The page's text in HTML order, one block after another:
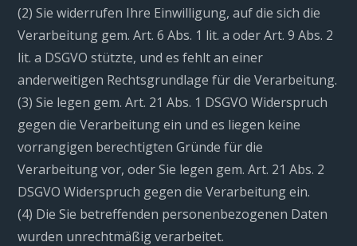
(2) Sie widerrufen Ihre Einwilligung, auf die sich die
Verarbeitung gem. Art. 6 Abs. 1 lit. a oder Art. 9 Abs. 2
lit. a DSGVO stützte, und es fehlt an einer
anderweitigen Rechtsgrundlage für die Verarbeitung.
(3) Sie legen gem. Art. 21 Abs. 1 DSGVO Widerspruch
gegen die Verarbeitung ein und es liegen keine
vorrangigen berechtigten Gründe für die
Verarbeitung vor, oder Sie legen gem. Art. 21 Abs. 2
DSGVO Widerspruch gegen die Verarbeitung ein.
(4) Die Sie betreffenden personenbezogenen Daten
wurden unrechtmäßig verarbeitet.